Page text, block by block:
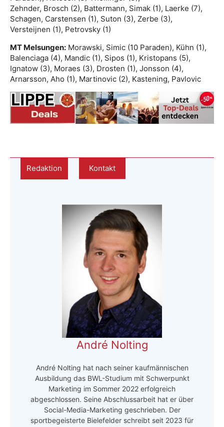
Zehnder, Brosch (2), Battermann, Simak (1), Laerke (7),
Schagen, Carstensen (1), Suton (3), Zerbe (3),
Versteijnen (1), Petrovsky (1)
MT Melsungen: Morawski, Simic (10 Paraden), Kühn (1),
Balenciaga (4), Mandic (1), Sipos (1), Kristopans (5),
Ignatow (3), Moraes (3), Drosten (1), Jonsson (4),
Arnarsson, Aho (1), Martinovic (2), Kastening, Pavlovic
Redaktion Kontakt
André Nolting
André Nolting hat nach seiner kaufmännischen
Ausbildung das BWL-Studium mit Schwerpunkt
Marketing im Sommer 2022 erfolgreich
abgeschlossen. Seine Abschlussarbeit hat er über
Social-Media-Marketing geschrieben. Der
sportbegeisterte Bielefelder schreibt seit 2023 für